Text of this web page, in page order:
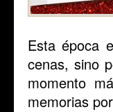
Esta época
cenas, sino
momento
memorias